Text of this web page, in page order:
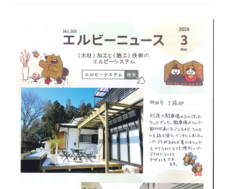
2024/4
田
原
市
三
鷹
ウ
ッ
ド
デ
ッ
キ
施
工